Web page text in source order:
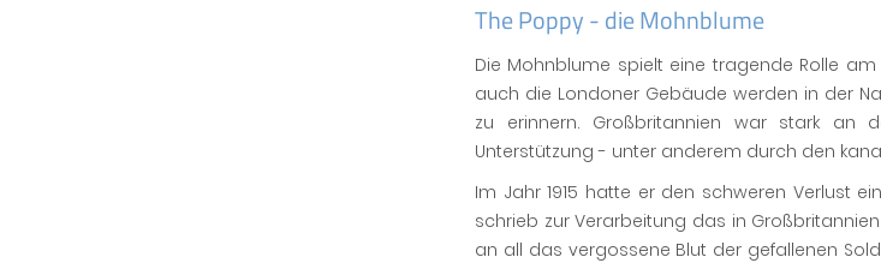
The Poppy - die Mohnblume
Die Mohnblume spielt eine tragende Rolle
auch die Londoner Gebäude werden in der
zu erinnern. Großbritannien war stark an
Unterstützung - unter anderem durch den
Im Jahr 1915 hatte er den schweren Verlust
schrieb zur Verarbeitung das in
an all das vergossene Blut der gefallenen